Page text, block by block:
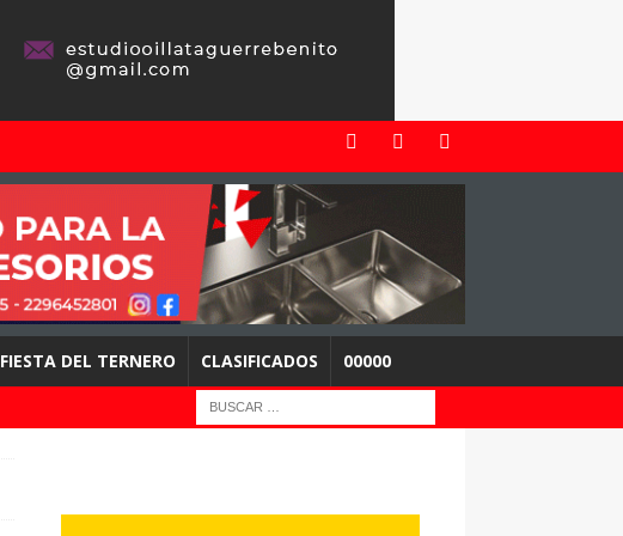
FIESTA DEL TERNERO CLASIFICADOS 00000